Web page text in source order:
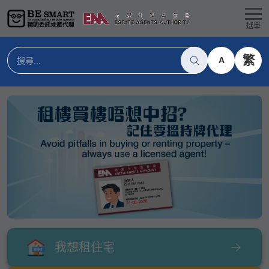
選單
A 繁
我想租住宅